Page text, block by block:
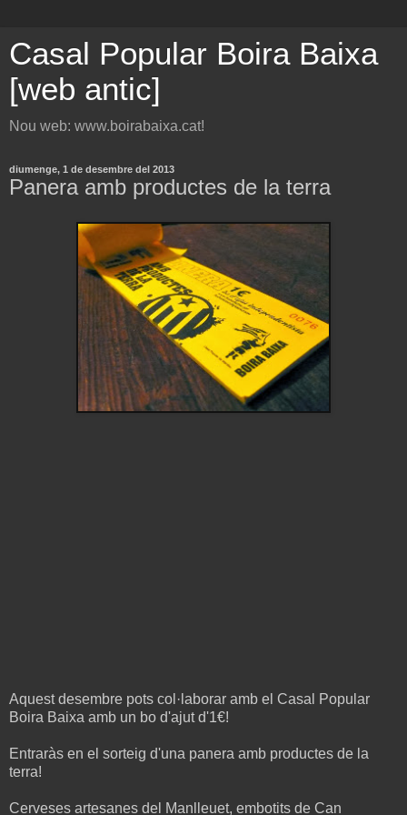
Casal Popular Boira Baixa
[web antic]
Nou web: www.boirabaixa.cat!
diumenge, 1 de desembre del 2013
Panera amb productes de la terra
Aquest desembre pots col·laborar amb el Casal Popular
Boira Baixa amb un bo d'ajut d'1€!
Entraràs en el sorteig d'una panera amb productes de la
terra!
Cerveses artesanes del Manlleuet, embotits de Can